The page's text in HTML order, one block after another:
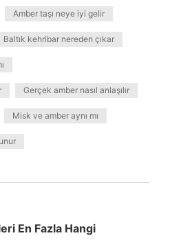
Amber taşı neye iyi gelir
Baltık kehribar nereden çıkar
Gerçek amber nasıl anlaşılır
Misk ve amber aynı mı
En Fazla Hangi